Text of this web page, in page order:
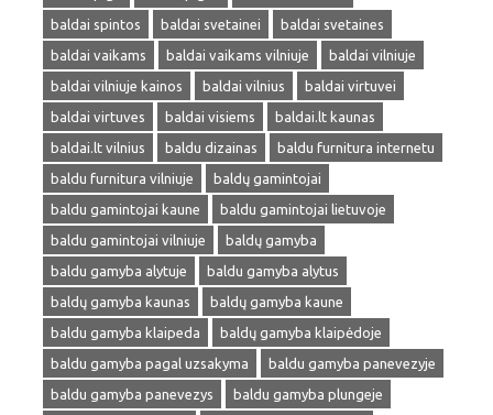
baldai spintos
baldai svetainei
baldai svetaines
baldai vaikams
baldai vaikams vilniuje
baldai vilniuje
baldai vilniuje kainos
baldai vilnius
baldai virtuvei
baldai virtuves
baldai visiems
baldai.lt kaunas
baldai.lt vilnius
baldu dizainas
baldu furnitura internetu
baldu furnitura vilniuje
baldų gamintojai
baldu gamintojai kaune
baldu gamintojai lietuvoje
baldu gamintojai vilniuje
baldų gamyba
baldu gamyba alytuje
baldu gamyba alytus
baldų gamyba kaunas
baldų gamyba kaune
baldu gamyba klaipeda
baldų gamyba klaipėdoje
baldu gamyba pagal uzsakyma
baldu gamyba panevezyje
baldu gamyba panevezys
baldu gamyba plungeje